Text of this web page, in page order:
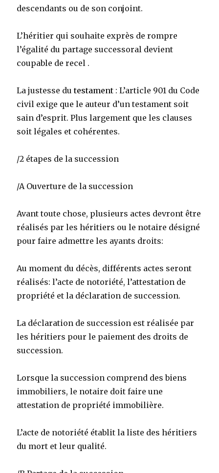
descendants ou de son conjoint.
L’héritier qui souhaite exprès de rompre
l’égalité du partage successoral devient
coupable de recel .
La justesse dutestament : L’article 901 du Code
civil exige que le auteur d’un testament soit
sain d’esprit. Plus largement que les clauses
soit légales et cohérentes.
/2 étapes de la succession
/A Ouverture de la succession
Avant toute chose, plusieurs actes devront être
réalisés par les héritiers ou le notaire désigné
pour faire admettre les ayants droits:
Au moment du décès, différents actes seront
réalisés: l’acte de notoriété, l’attestation de
propriété et la déclaration de succession.
La déclaration de succession est réalisée par
les héritiers pour le paiement des droits de
succession.
Lorsque la succession comprend des biens
immobiliers, le notaire doit faire une
attestation de propriété immobilière.
L’acte de notoriété établit la liste des héritiers
du mort et leur qualité.